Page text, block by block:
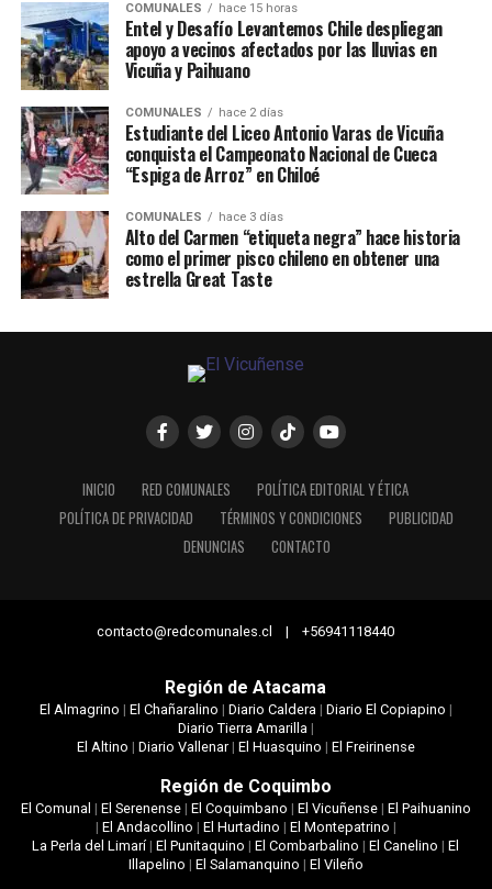
COMUNALES hace 15 horas
Entel y Desafío Levantemos Chile despliegan
apoyo a vecinos afectados por las lluvias en
Vicuña y Paihuano
COMUNALES hace 2 días
Estudiante del Liceo Antonio Varas de Vicuña
conquista el Campeonato Nacional de Cueca
“Espiga de Arroz” en Chiloé
COMUNALES hace 3 días
Alto del Carmen “etiqueta negra” hace historia
como el primer pisco chileno en obtener una
estrella Great Taste
INICIO RED COMUNALES
POLÍTICA EDITORIAL Y ÉTICA
POLÍTICA DE PRIVACIDAD
TÉRMINOS Y CONDICIONES
PUBLICIDAD
DENUNCIAS
CONTACTO
contacto@redcomunales.cl | +56941118440
Región de Atacama
El Almagrino | El Chañaralino | Diario Caldera| Diario El Copiapino |
Diario Tierra Amarilla|
El Altino | Diario Vallenar| El Huasquino | El Freirinense
Región de Coquimbo
El Comunal | El Serenense| El Coquimbano | El Vicuñense| El Paihuanino
| El Andacollino | El Hurtadino | El Montepatrino |
La Perla del Limarí|El Punitaquino |El Combarbalino |El Canelino |El
Illapelino | El Salamanquino | El Vileño